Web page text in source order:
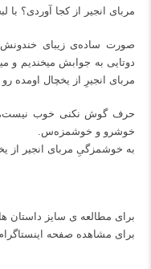
مربای انجیر از کجا آوردی؟
صورت ساده‌ی زیبای
دوتایی به جوابش میخندیم و
مربای انجیرِ از یخچال اومده
حرف گوش نکنی خوب
خوشرو و خوشمزه‌س.
به خوشمزگیِ مربای انجیر از
برای مطالعه ی سایز
برای مشاهده صفحه